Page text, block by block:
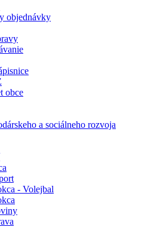
objednávky
obce
a sociálneho rozvoja
- Volejbal